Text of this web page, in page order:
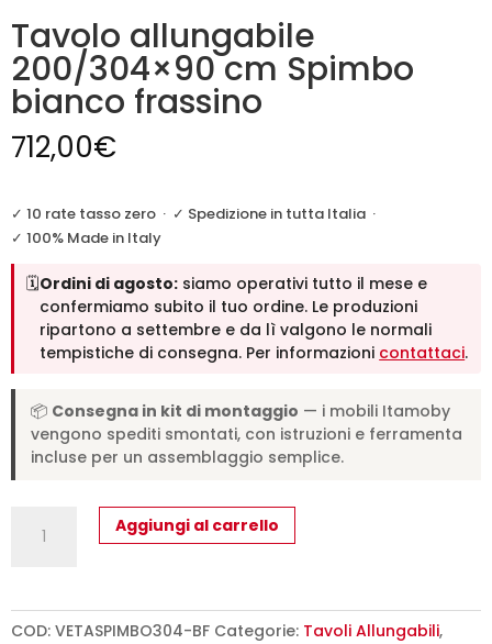
Tavolo allungabile
200/304×90 cm Spimbo
bianco frassino
712,00€
✓ 10 rate tasso zero · ✓ Spedizione in tutta Italia ·
✓ 100% Made in Italy
🗓️Ordini di agosto: siamo operativi tutto il mese e
confermiamo subito il tuo ordine. Le produzioni
ripartono a settembre e da lì valgono le normali
tempistiche di consegna. Per informazioni contattaci.
📦 Consegna in kit di montaggio — i mobili Itamoby
vengono spediti smontati, con istruzioni e ferramenta
incluse per un assemblaggio semplice.
allungabile
Spimbo
Aggiungi al carrello
COD: VETASPIMBO304-BF Categorie: Tavoli Allungabili,